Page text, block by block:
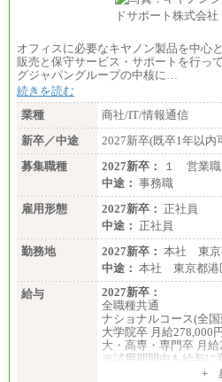
オフィスに必要なキヤノン製品を中心
販売と保守サービス・サポートを行っ
グジャパングループの中核に…
続きを読む
業種
商社/IT/情報通信
新卒／中途
2027新卒(既卒1年以内
募集職種
2027新卒：
１ 営業
中途： 事務職
雇用形態
2027新卒： 正社員
中途： 正社員
勤務地
2027新卒： 本社 東
中途： 本社 東京都港
給与
2027新卒：
全職種共通
ナショナルコース(全
大学院卒 月給278,000
大・高専・専門卒 月給
※試用期間中も給与に
+